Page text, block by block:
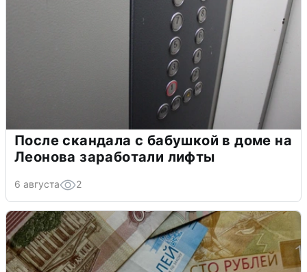
После скандала с бабушкой в доме на
Леонова заработали лифты
6 августа 2